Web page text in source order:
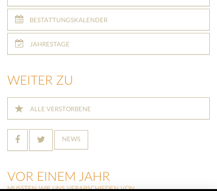
BESTATTUNGSKALENDER
JAHRESTAGE
WEITER ZU
ALLE VERSTORBENE
NEWS
VOR EINEM JAHR
MUSSTEN WIR UNS VERABSCHIEDEN VON